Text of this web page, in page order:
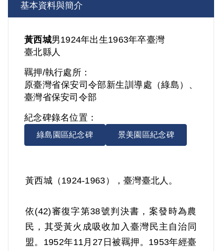
背景知識
關於我們
基本資料與簡介
黃西城男1924年出生1963年卒臺灣
臺北縣人
羈押/執行處所：
原臺灣省保安司令部新生訓導處（綠島）、
臺灣省保安司令部
紀念碑錄名位置：
綠島園區紀念碑 景美園區紀念碑
黃西城（1924-1963），臺灣臺北人。
依(42)審復字第38號判決書，案發時為農
民，其受黃火成吸收加入臺灣民主自治同
盟。1952年11月27日被羈押。1953年經臺